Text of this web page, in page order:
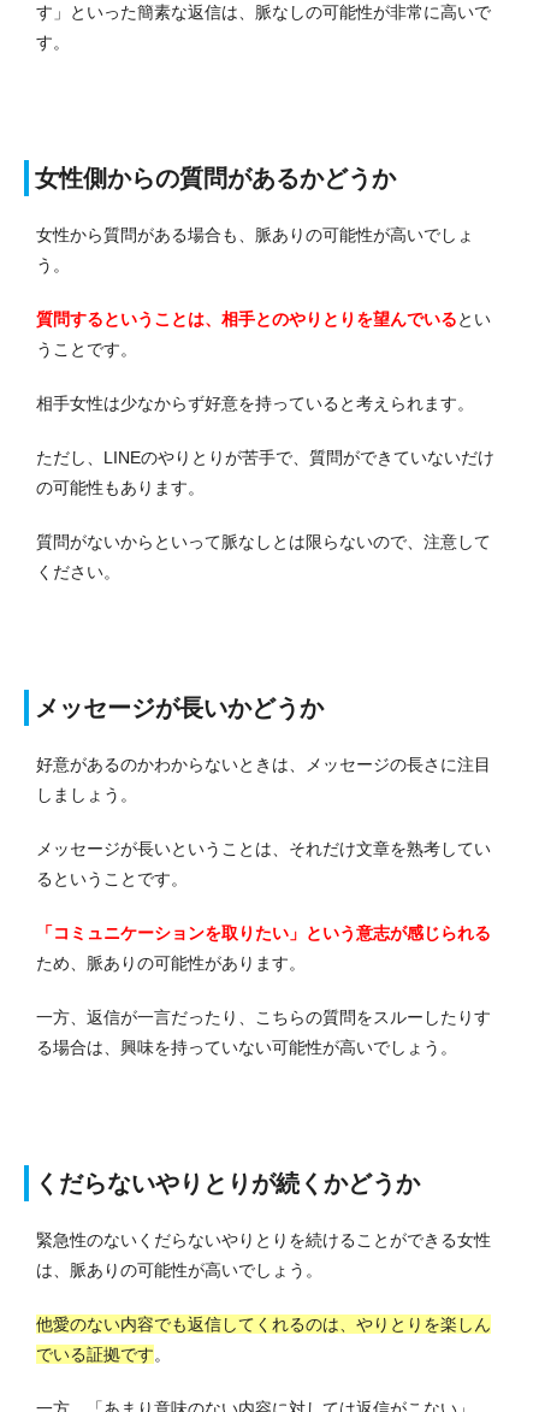
す」といった簡素な返信は、脈なしの可能性が非常に高いで
す。
女性側からの質問があるかどうか
女性から質問がある場合も、脈ありの可能性が高いでしょ
う。
質問するということは、相手とのやりとりを望んでいるとい
うことです。
相手女性は少なからず好意を持っていると考えられます。
ただし、LINEのやりとりが苦手で、質問ができていないだけ
の可能性もあります。
質問がないからといって脈なしとは限らないので、注意して
ください。
メッセージが長いかどうか
好意があるのかわからないときは、メッセージの長さに注目
しましょう。
メッセージが長いということは、それだけ文章を熟考してい
るということです。
「コミュニケーションを取りたい」という意志が感じられる
ため、脈ありの可能性があります。
一方、返信が一言だったり、こちらの質問をスルーしたりす
る場合は、興味を持っていない可能性が高いでしょう。
くだらないやりとりが続くかどうか
緊急性のないくだらないやりとりを続けることができる女性
は、脈ありの可能性が高いでしょう。
他愛のない内容でも返信してくれるのは、やりとりを楽しん
でいる証拠です。
一方、「あまり意味のない内容に対しては返信がこない」、